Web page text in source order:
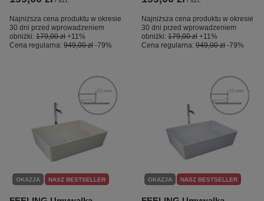
Najniższa cena produktu w okresie
30 dni przed wprowadzeniem
obniżki: 179,00 zł +11%
Cena regularna: 949,00 zł -79%
Najniższa cena produktu w okresie
30 dni przed wprowadzeniem
obniżki: 179,00 zł +11%
Cena regularna: 949,00 zł -79%
OKAZJA NASZ BESTSELLER OKAZJA NASZ BESTSELLER